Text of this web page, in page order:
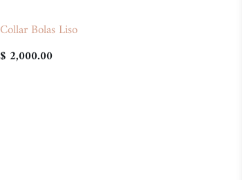
Collar Bolas Liso
$ 2,000.00